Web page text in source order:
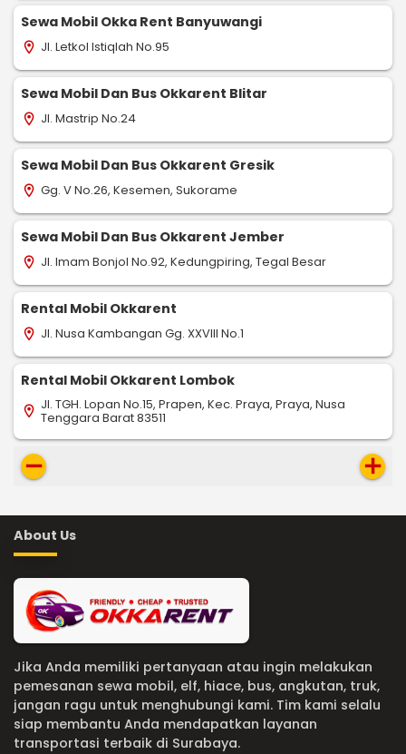
Sewa Mobil Okka Rent Banyuwangi
location_on Jl. Letkol Istiqlah No.95
Sewa Mobil Dan Bus Okkarent Blitar
location_on Jl. Mastrip No.24
Sewa Mobil Dan Bus Okkarent Gresik
location_on Gg. V No.26, Kesemen, Sukorame
Sewa Mobil Dan Bus Okkarent Jember
location_on Jl. Imam Bonjol No.92, Kedungpiring, Tegal Besar
Rental Mobil Okkarent
location_on Jl. Nusa Kambangan Gg. XXVIII No.1
Rental Mobil Okkarent Lombok
location_on Jl. TGH. Lopan No.15, Prapen, Kec. Praya, Praya, Nusa
Tenggara Barat 83511
remove add
About Us
Jika Anda memiliki pertanyaan atau ingin melakukan
pemesanan sewa mobil, elf, hiace, bus, angkutan, truk,
jangan ragu untuk menghubungi kami. Tim kami selalu
siap membantu Anda mendapatkan layanan
transportasi terbaik di Surabaya.